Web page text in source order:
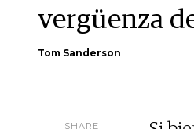
vergüenza
Tom Sanderson
SHARE